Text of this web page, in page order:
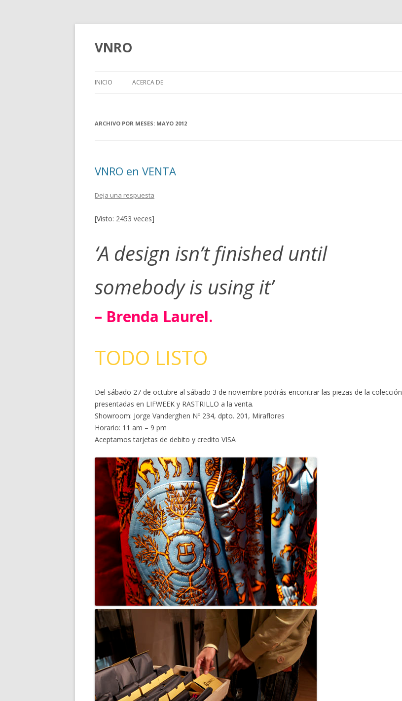
VNRO
INICIO ACERCA DE
ARCHIVO POR MESES: MAYO 2012
VNRO en VENTA
Deja una respuesta
[Visto: 2453 veces]
‘A design isn’t finished until
somebody is using it’
– Brenda Laurel.
TODO LISTO
Del sábado 27 de octubre al sábado 3 de noviembre podrás encontrar las piezas de la colección
presentadas en LIFWEEK y RASTRILLO a la venta.
Showroom: Jorge Vanderghen Nº 234, dpto. 201, Miraflores
Horario: 11 am – 9 pm
Aceptamos tarjetas de debito y credito VISA